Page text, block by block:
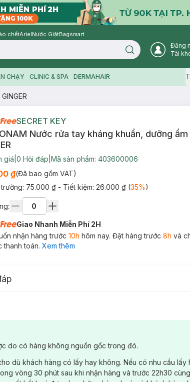
chếtArielNước GiặtBagsmart
Search icon
Đăng
Tài
CHẠY CLINIC & SPA DERMAHAIR
SECRET KEY
Nước rửa tay kháng khuẩn, dưỡng ẩm
giá 0 Hỏi đáp Mã sản phẩm: 403600006
₫(Đã bao gồm VAT)
75.000 ₫ - Tiết kiệm: 26.000 ₫(35%)
Giao Nhanh Miễn Phí 2H
nhận hàng trước 10h hôm nay. Đặt hàng trước 8h và
thanh toán. Xem thêm
do có hàng không nguồn gốc trong đó.
dù khách hàng có lấy hay không. Nếu có nhu cầu lấy
vòng 30 phút sau khi nhận hàng và trước 22h30